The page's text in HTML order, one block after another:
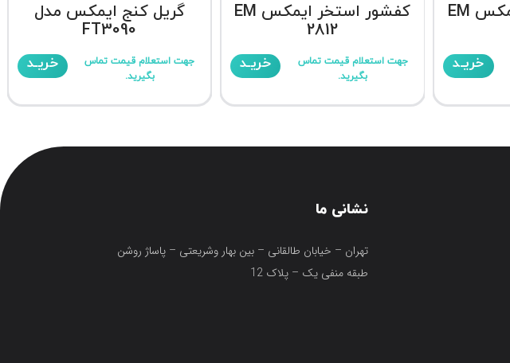
کفشور استخر ایمکس EM
خریـد
کفشور استخر ایمکس EM
2812
جهت استعلام قیمت تماس
بگیرید.
خریـد
گریل کنج ایمکس مدل
FT3090
جهت استعلام قیمت تماس
بگیرید.
خریـد
نشانی ما
تهران – خیابان طالقانی – بین بهار وشریعتی – پاساژ روشن
طبقه منفی یک – پلاک 12